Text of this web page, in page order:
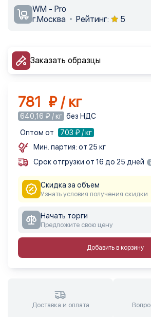
WM - Pro
г.Москва
Рейтинг: 5
Заказать образцы
781 ₽ / кг
640,16 ₽ / кг без НДС
Оптом от
703 ₽ / кг
Мин. партия: от 25 кг
Срок отгрузки от 16 до 25 дней
Скидка за объем
Узнать условия получения скидки
Начать торги
Предложите свою цену
Добавить в корзину
Доставка и оплата